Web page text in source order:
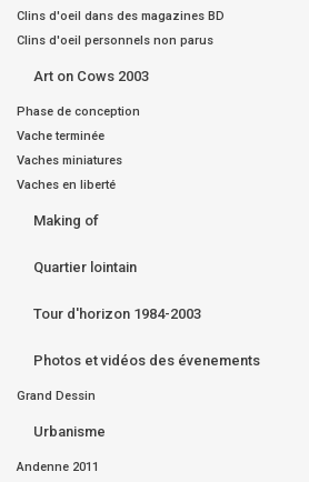
Clins d'oeil dans des magazines BD
Clins d'oeil personnels non parus
Art on Cows 2003
Phase de conception
Vache terminée
Vaches miniatures
Vaches en liberté
Making of
Quartier lointain
Tour d'horizon 1984-2003
Photos et vidéos des évenements
Grand Dessin
Urbanisme
Andenne 2011